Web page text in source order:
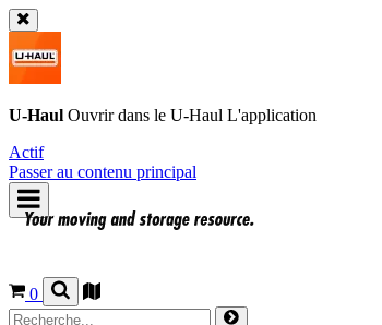
U-Haul Ouvrir dans le U-Haul L'application
Actif
Passer au contenu principal
0